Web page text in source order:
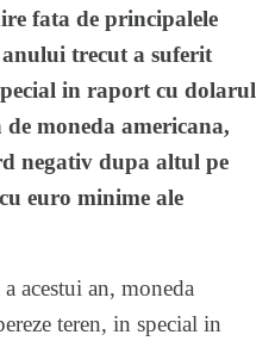
fata de principalele
trecut a suferit
in raport cu dolarul
moneda americana,
negativ dupa altul pe
euro minime ale
acestui an, moneda
teren, in special in